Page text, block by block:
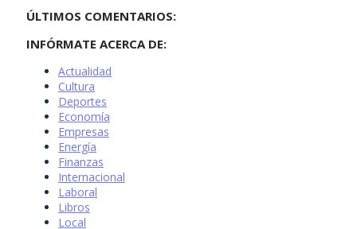
ÚLTIMOS COMENTARIOS:
INFÓRMATE ACERCA DE:
Actualidad
Cultura
Deportes
Economía
Empresas
Energía
Finanzas
Internacional
Laboral
Libros
Local